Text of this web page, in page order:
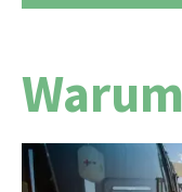
Seit über 25